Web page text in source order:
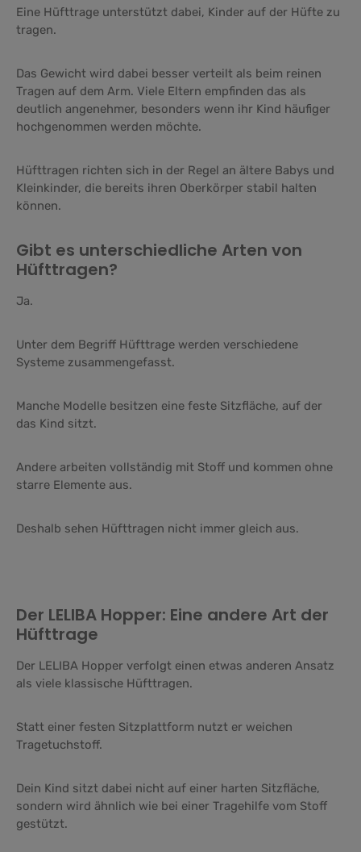
Eine Hüfttrage unterstützt dabei, Kinder auf der Hüfte zu
tragen.
Das Gewicht wird dabei besser verteilt als beim reinen
Tragen auf dem Arm. Viele Eltern empfinden das als
deutlich angenehmer, besonders wenn ihr Kind häufiger
hochgenommen werden möchte.
Hüfttragen richten sich in der Regel an ältere Babys und
Kleinkinder, die bereits ihren Oberkörper stabil halten
können.
Gibt es unterschiedliche Arten von
Hüfttragen?
Ja.
Unter dem Begriff Hüfttrage werden verschiedene
Systeme zusammengefasst.
Manche Modelle besitzen eine feste Sitzfläche, auf der
das Kind sitzt.
Andere arbeiten vollständig mit Stoff und kommen ohne
starre Elemente aus.
Deshalb sehen Hüfttragen nicht immer gleich aus.
Der LELIBA Hopper: Eine andere Art der
Hüfttrage
Der LELIBA Hopper verfolgt einen etwas anderen Ansatz
als viele klassische Hüfttragen.
Statt einer festen Sitzplattform nutzt er weichen
Tragetuchstoff.
Dein Kind sitzt dabei nicht auf einer harten Sitzfläche,
sondern wird ähnlich wie bei einer Tragehilfe vom Stoff
gestützt.